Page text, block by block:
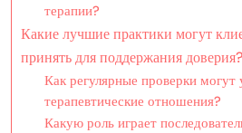
терапии?
Какие лучшие практики могут
принять для поддержания доверия?
Как регулярные проверки могут
терапевтические отношения?
Какую роль играет